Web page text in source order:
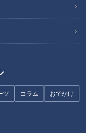
ツ コラム おでかけ
作り方【キユーピー３